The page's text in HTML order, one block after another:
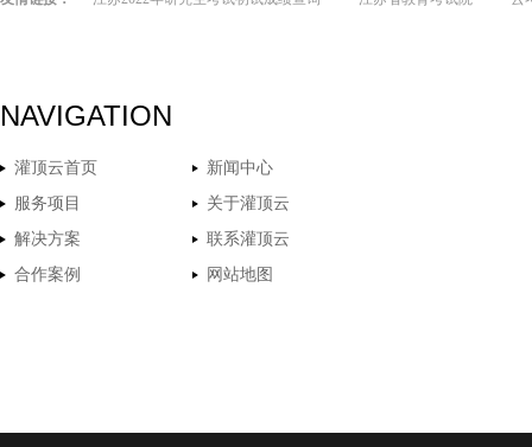
NAVIGATION
灌顶云首页
新闻中心
服务项目
关于灌顶云
解决方案
联系灌顶云
合作案例
网站地图